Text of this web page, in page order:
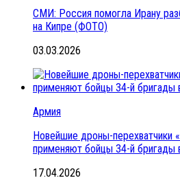
СМИ: Россия помогла Ирану
на Кипре (ФОТО)
03.03.2026
Армия
Новейшие дроны-перехватчики
применяют бойцы 34-й бригады
17.04.2026